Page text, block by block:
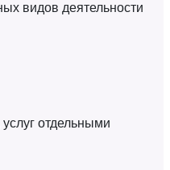
видов деятельности
отдельными